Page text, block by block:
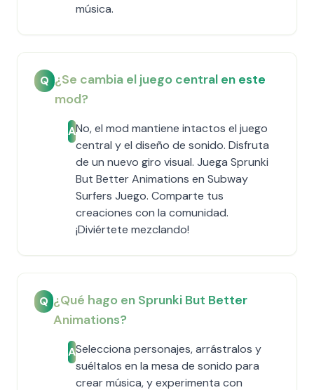
música.
Q ¿Se cambia el juego central en este
mod?
ANo, el mod mantiene intactos el juego
central y el diseño de sonido. Disfruta
de un nuevo giro visual. Juega Sprunki
But Better Animations en Subway
Surfers Juego. Comparte tus
creaciones con la comunidad.
¡Diviértete mezclando!
Q ¿Qué hago en Sprunki But Better
Animations?
ASelecciona personajes, arrástralos y
suéltalos en la mesa de sonido para
crear música, y experimenta con